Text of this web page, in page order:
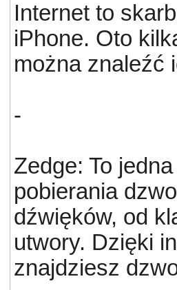
Internet to
iPhone. Oto
można znaleźć
-
Zedge: To
pobierania
dźwięków, od
utwory. Dzięki
znajdziesz